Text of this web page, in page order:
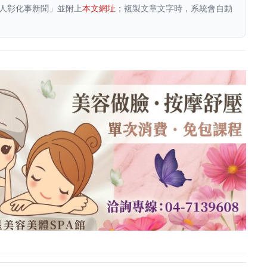
彰化事新聞」並附上本文網址 ；複製文章文字時，系統會自動